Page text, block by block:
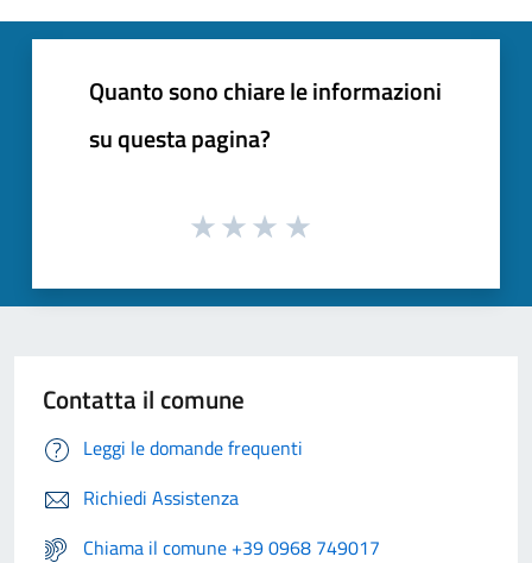
Quanto sono chiare le informazioni
su questa pagina?
Contatta il comune
Leggi le domande frequenti
Richiedi Assistenza
Chiama il comune +39 0968 749017